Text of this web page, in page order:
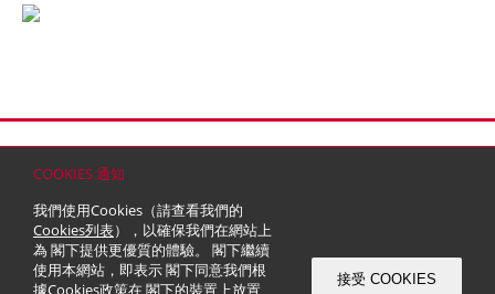
COOKIES 通知
我們使用Cookies（請查看我們的
Cookies列表），以確保我們在網站上
為 閣下提供更優質的體驗。 閣下繼續
使用本網站，即表示 閣下同意我們根
據Cookies政策在 閣下的裝置上放置
接受 COOKIES
© 2026 嘉里建設有限公司 (於百慕達註冊成立之有限公司)